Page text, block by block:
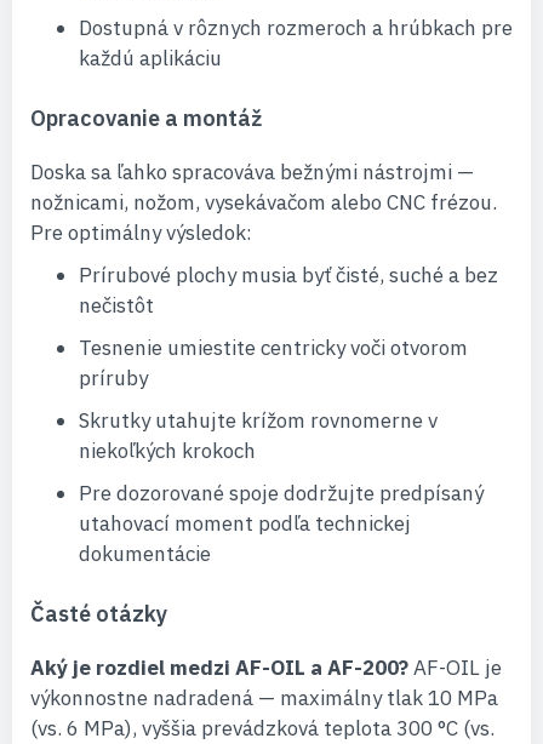
Dostupná v rôznych rozmeroch a hrúbkach pre
každú aplikáciu
Opracovanie a montáž
Doska sa ľahko spracováva bežnými nástrojmi —
nožnicami, nožom, vysekávačom alebo CNC frézou.
Pre optimálny výsledok:
Prírubové plochy musia byť čisté, suché a bez
nečistôt
Tesnenie umiestite centricky voči otvorom
príruby
Skrutky utahujte krížom rovnomerne v
niekoľkých krokoch
Pre dozorované spoje dodržujte predpísaný
utahovací moment podľa technickej
dokumentácie
Časté otázky
Aký je rozdiel medzi AF-OIL a AF-200?AF-OIL je
výkonnostne nadradená — maximálny tlak 10 MPa
(vs. 6 MPa), vyššia prevádzková teplota 300 °C (vs.